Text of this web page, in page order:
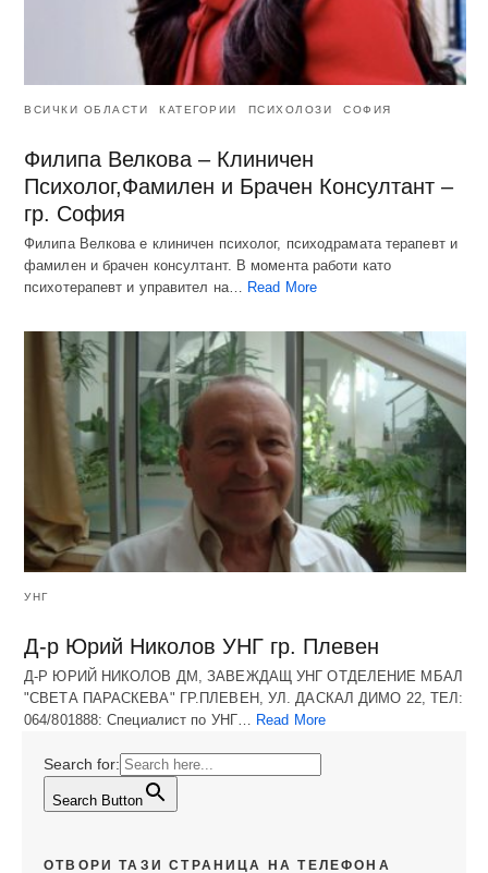
ВСИЧКИ ОБЛАСТИ КАТЕГОРИИ ПСИХОЛОЗИ СОФИЯ
Филипа Велкова – Клиничен
Психолог,Фамилен и Брачен Консултант –
гр. София
Филипа Велкова е клиничен психолог, психодрамата терапевт и
фамилен и брачен консултант. В момента работи като
психотерапевт и управител на…
Read More
УНГ
Д-р Юрий Николов УНГ гр. Плевен
Д-Р ЮРИЙ НИКОЛОВ ДМ, ЗАВЕЖДАЩ УНГ ОТДЕЛЕНИЕ МБАЛ
"СВЕТА ПАРАСКЕВА" ГР.ПЛЕВЕН, УЛ. ДАСКАЛ ДИМО 22, ТЕЛ:
064/801888: Специалист по УНГ… Read More
Search for:
Search Button
ОТВОРИ ТАЗИ СТРАНИЦА НА ТЕЛЕФОНА